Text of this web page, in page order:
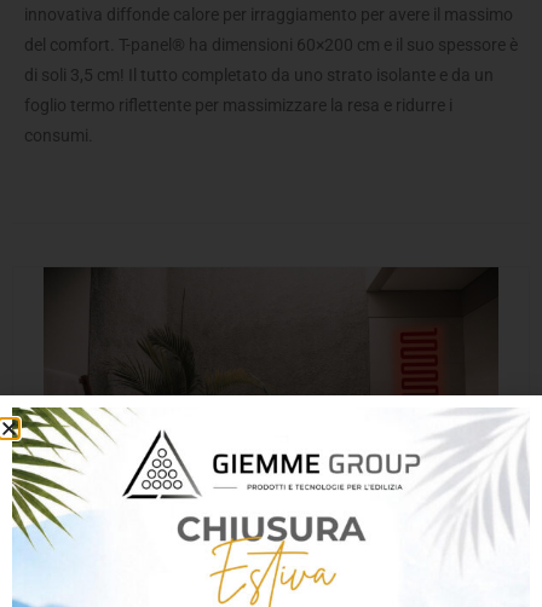
innovativa diffonde calore per irraggiamento per avere il massimo
del comfort. T-panel® ha dimensioni 60×200 cm e il suo spessore è
di soli 3,5 cm! Il tutto completato da uno strato isolante e da un
foglio termo riflettente per massimizzare la resa e ridurre i
consumi.
T-panel – Il sistema in cartongesso che riscalda!